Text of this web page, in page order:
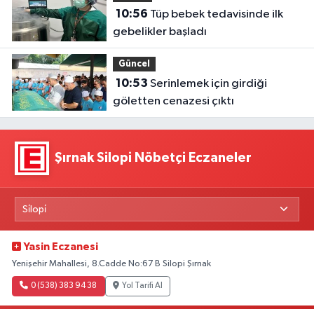
10:56
gebelikler başladı
Güncel
10:53
göletten cenazesi çıktı
Şırnak Silopi Nöbetçi Eczaneler
Yasin Eczanesi
Yenişehir Mahallesi, 8.Cadde No:67 B Silopi Şırnak
0 (538) 383 94 38 Yol Tarifi Al